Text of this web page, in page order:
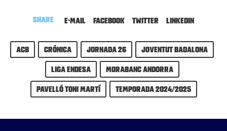
Share E-mail Facebook Twitter LinkedIn
ACB Crónica Jornada 26
Joventut Badalona
Liga Endesa
MoraBanc Andorra
Pavelló Toni Martí
Temporada 2024/2025